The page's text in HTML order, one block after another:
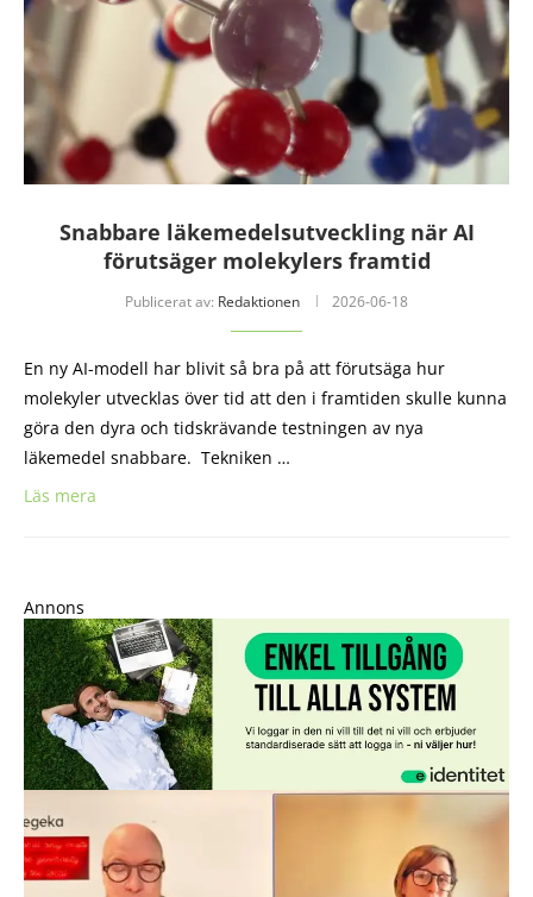
Snabbare läkemedelsutveckling när AI
förutsäger molekylers framtid
Publicerat av: Redaktionen 2026-06-18
En ny AI-modell har blivit så bra på att förutsäga hur
molekyler utvecklas över tid att den i framtiden skulle kunna
göra den dyra och tidskrävande testningen av nya
läkemedel snabbare. Tekniken …
Läs mera
Annons